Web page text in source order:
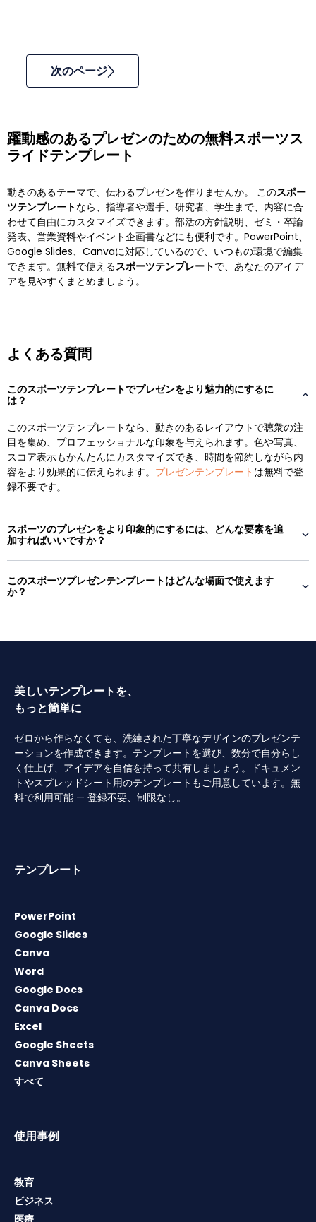
次のページ
躍動感のあるプレゼンのための無料スポーツス
ライドテンプレート
動きのあるテーマで、伝わるプレゼンを作りませんか。 このスポー
ツテンプレートなら、指導者や選手、研究者、学生まで、内容に合
わせて自由にカスタマイズできます。部活の方針説明、ゼミ・卒論
発表、営業資料やイベント企画書などにも便利です。PowerPoint、
Google Slides、Canvaに対応しているので、いつもの環境で編集
できます。無料で使えるスポーツテンプレートで、あなたのアイデ
アを見やすくまとめましょう。
よくある質問
このスポーツテンプレートでプレゼンをより魅力的にするに
は？
このスポーツテンプレートなら、動きのあるレイアウトで聴衆の注
目を集め、プロフェッショナルな印象を与えられます。色や写真、
スコア表示もかんたんにカスタマイズでき、時間を節約しながら内
容をより効果的に伝えられます。 プレゼンテンプレート は無料で登
録不要です。
スポーツのプレゼンをより印象的にするには、どんな要素を追
加すればいいですか？
このスポーツプレゼンテンプレートはどんな場面で使えます
か？
美しいテンプレートを、
もっと簡単に
ゼロから作らなくても、洗練された丁寧なデザインのプレゼンテ
ーションを作成できます。テンプレートを選び、数分で自分らし
く仕上げ、アイデアを自信を持って共有しましょう。ドキュメン
トやスプレッドシート用のテンプレートもご用意しています。無
料で利用可能 — 登録不要、制限なし。
テンプレート
PowerPoint
Google Slides
Canva
Word
Google Docs
Canva Docs
Excel
Google Sheets
Canva Sheets
すべて
使用事例
教育
ビジネス
医療